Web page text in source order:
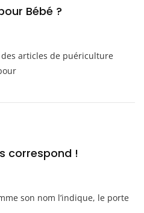
Bébé ?
articles de puériculture
correspond !
son nom l’indique, le porte